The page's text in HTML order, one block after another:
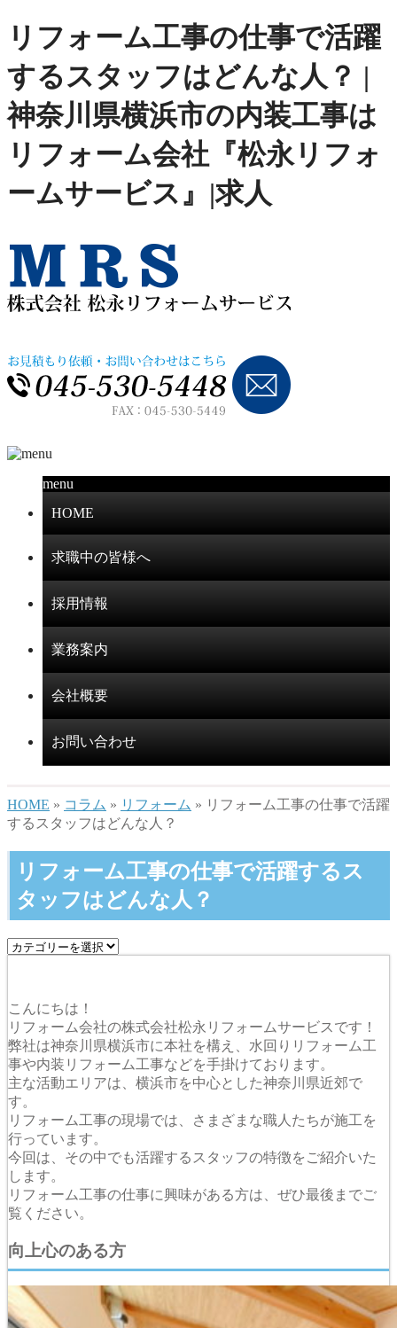
リフォーム工事の仕事で活躍
するスタッフはどんな人？ |
神奈川県横浜市の内装工事は
リフォーム会社『松永リフォ
ームサービス』|求人
menu
HOME
求職中の皆様へ
採用情報
業務案内
会社概要
お問い合わせ
HOME » コラム » リフォーム » リフォーム工事の仕事で活躍
するスタッフはどんな人？
リフォーム工事の仕事で活躍するス
タッフはどんな人？
こんにちは！
リフォーム会社の株式会社松永リフォームサービスです！
弊社は神奈川県横浜市に本社を構え、水回りリフォーム工
事や内装リフォーム工事などを手掛けております。
主な活動エリアは、横浜市を中心とした神奈川県近郊で
す。
リフォーム工事の現場では、さまざまな職人たちが施工を
行っています。
今回は、その中でも活躍するスタッフの特徴をご紹介いた
します。
リフォーム工事の仕事に興味がある方は、ぜひ最後までご
覧ください。
向上心のある方